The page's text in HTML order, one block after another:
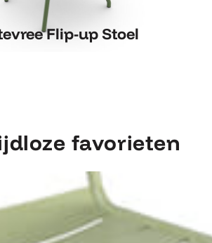
Flip-up Stoel
Flip-up Stoel
favorieten